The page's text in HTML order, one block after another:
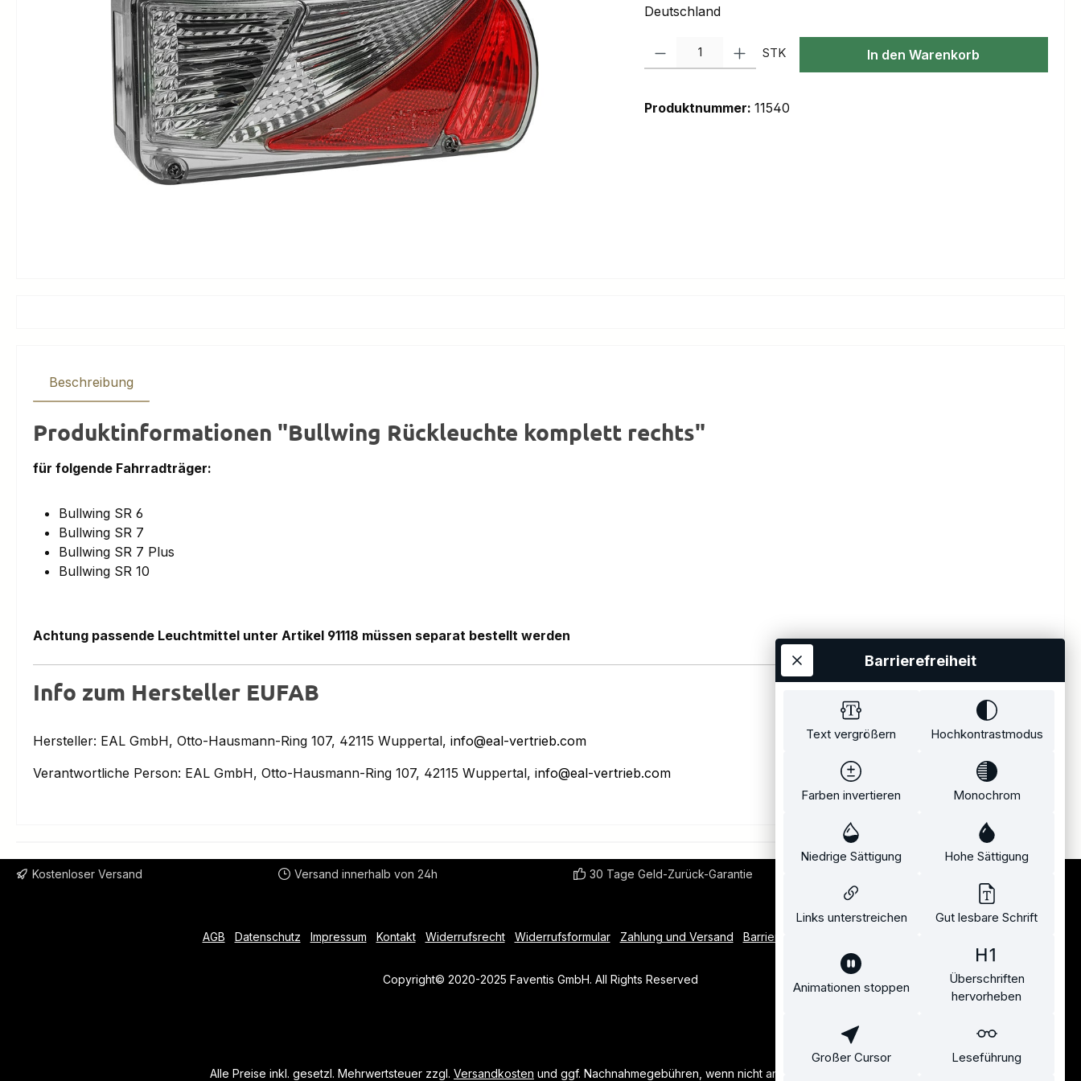
Deutschland
Produkt Anzahl: Gib den gewünschten Wert ein oder benutze die Schaltflächen
STK In den Warenkorb
Produktnummer: 11540
Beschreibung
Produktinformationen "Bullwing Rückleuchte komplett rechts"
für folgende Fahrradträger:
Bullwing SR 6
Bullwing SR 7
Bullwing SR 7 Plus
Bullwing SR 10
Achtung passende Leuchtmittel unter Artikel 91118 müssen separat bestellt werden
Info zum Hersteller EUFAB
Hersteller: EAL GmbH, Otto-Hausmann-Ring 107, 42115 Wuppertal, info@eal-vertrieb.com
Verantwortliche Person: EAL GmbH, Otto-Hausmann-Ring 107, 42115 Wuppertal, info@eal-vertrieb.com
Kostenloser Versand Versand innerhalb von 24h 30 Tage Geld-Zurück-Garantie
AGB Datenschutz Impressum Kontakt Widerrufsrecht Widerrufsformular Zahlung und Versand Barrierefreiheitserklärung
Copyright© 2020-2025 Faventis GmbH. All Rights Reserved
Alle Preise inkl. gesetzl. Mehrwertsteuer zzgl. Versandkosten und ggf. Nachnahmegebühren, wenn nicht anders angegeben.
Text vergrößern Hochkontrastmodus
Farben invertieren Monochrom
Niedrige Sättigung Hohe Sättigung
Links unterstreichen Gut lesbare Schrift
Animationen stoppen
Überschriften
hervorheben
Großer Cursor Leseführung
Barrierefreiheit